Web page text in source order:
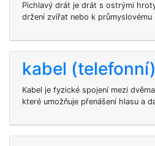
Pichlavý drát je drát s ostrými
držení zvířat nebo k průmyslovému
kabel (telefonní)
Kabel je fyzické spojení mezi
které umožňuje přenášení hlasu a